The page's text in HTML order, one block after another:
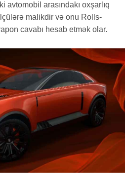
avtomobil arasındakı oxşarlıq
malikdir və onu Rolls-
cavabı hesab etmək olar.